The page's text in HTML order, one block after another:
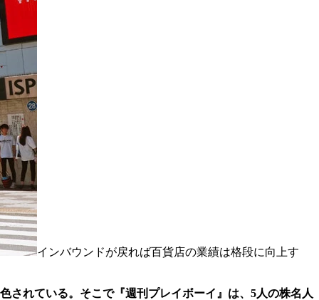
インバウンドが戻れば百貨店の業績は格段に向上す
れている。そこで『週刊プレイボーイ』は、5人の株名人